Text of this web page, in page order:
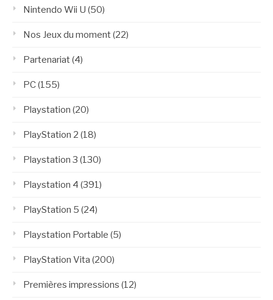
Nintendo Wii U (50)
Nos Jeux du moment(22)
Partenariat(4)
PC(155)
Playstation (20)
PlayStation 2 (18)
Playstation 3 (130)
Playstation 4 (391)
PlayStation 5 (24)
Playstation Portable (5)
PlayStation Vita (200)
Premières impressions (12)